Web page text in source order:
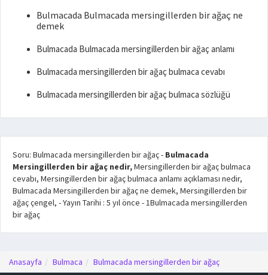
Bulmacada Bulmacada mersingillerden bir ağaç ne
demek
Bulmacada Bulmacada mersingillerden bir ağaç anlamı
Bulmacada mersingillerden bir ağaç bulmaca cevabı
Bulmacada mersingillerden bir ağaç bulmaca sözlüğü
Soru: Bulmacada mersingillerden bir ağaç- Bulmacada
Mersingillerden bir ağaç nedir,Mersingillerden bir ağaç bulmaca
cevabı, Mersingillerden bir ağaç bulmaca anlamı açıklaması nedir,
Bulmacada Mersingillerden bir ağaç ne demek, Mersingillerden bir
ağaç çengel, - Yayın Tarihi : 5 yıl önce -1Bulmacada mersingillerden
bir ağaç
Anasayfa Bulmaca Bulmacada mersingillerden bir ağaç